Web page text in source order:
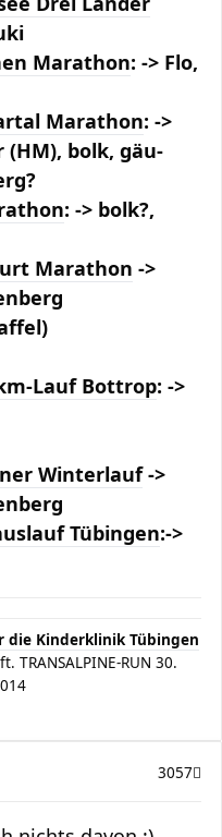
Marathon: -> Flo,
Marathon: ->
(HM), bolk, gäu-
: -> bolk?,
Marathon ->
Lauf Bottrop: ->
Winterlauf->
Tübingen:->
die Kinderklinik Tübingen
TRANSALPINE-RUN 30.
3057